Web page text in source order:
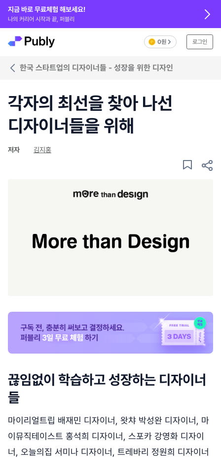
지금 바로 무료체험 해보세요!
나의 커리어 시작과 끝, 퍼블리
0원 로그인
한국 스타트업의 디자이너들 - 성장을 위한 디자인
각자의 최선을 찾아 나선
디자이너들을 위해
저자 김지홍
끊임없이 학습하고 성장하는 디자이너
들
마이리얼트립 배재민 디자이너, 왓챠 박성완 디자이너, 마
이뮤직테이스트 홍석희 디자이너, 스포카 강영화 디자이
너, 오늘의집 서미나 디자이너, 트레바리 정원희 디자이너